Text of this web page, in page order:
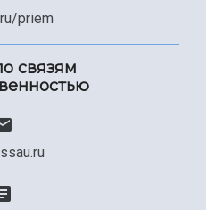
priem
связям